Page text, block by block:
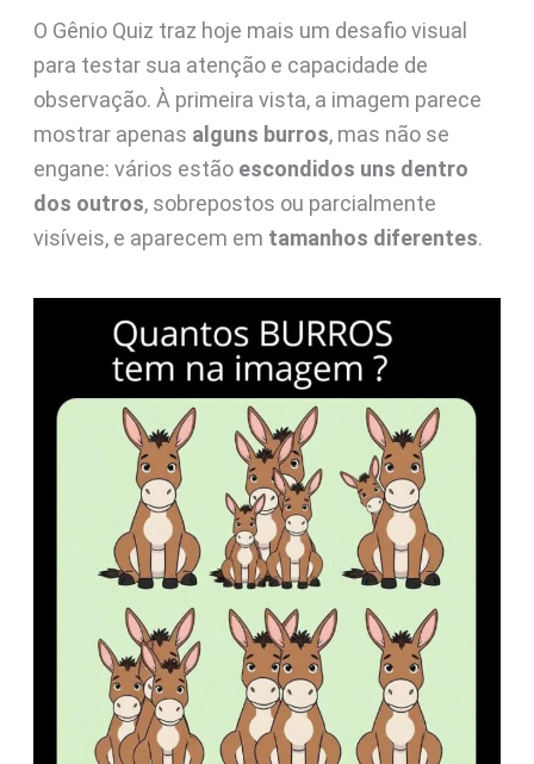
O Gênio Quiz traz hoje mais um desafio visual
para testar sua atenção e capacidade de
observação. À primeira vista, a imagem parece
mostrar apenas alguns burros, mas não se
engane: vários estão escondidos uns dentro
dos outros, sobrepostos ou parcialmente
visíveis, e aparecem em tamanhos diferentes.